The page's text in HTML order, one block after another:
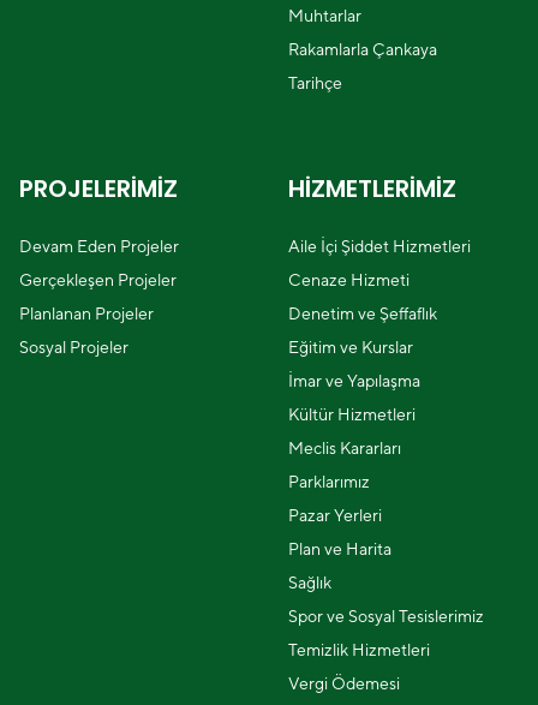
Muhtarlar
Rakamlarla Çankaya
Tarihçe
PROJELERİMİZ
Devam Eden Projeler
Gerçekleşen Projeler
Planlanan Projeler
Sosyal Projeler
HİZMETLERİMİZ
Aile İçi Şiddet Hizmetleri
Cenaze Hizmeti
Denetim ve Şeffaflık
Eğitim ve Kurslar
İmar ve Yapılaşma
Kültür Hizmetleri
Meclis Kararları
Parklarımız
Pazar Yerleri
Plan ve Harita
Sağlık
Spor ve Sosyal Tesislerimiz
Temizlik Hizmetleri
Vergi Ödemesi